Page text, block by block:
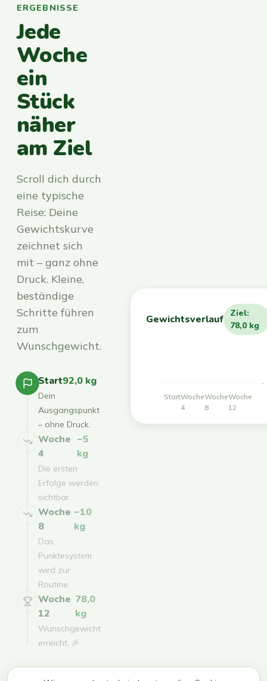
ERGEBNISSE
Jede
Woche
ein
Stück
näher
am Ziel
Scroll dich durch
eine typische
Reise: Deine
Gewichtskurve
zeichnet sich
mit – ganz ohne
Druck. Kleine,
beständige
Schritte führen
zum
Wunschgewicht.
Start92,0 kg
Dein
Ausgangspunkt
– ohne Druck.
Woche
4
−5
kg
Die ersten
Erfolge werden
sichtbar.
Woche
8
−10
kg
Das
Punktesystem
wird zur
Routine.
Woche
12
78,0
kg
Wunschgewicht
erreicht. 🎉
Gewichtsverlauf
Ziel:
78,0 kg
StartWoche
4
Woche
8
Woche
12